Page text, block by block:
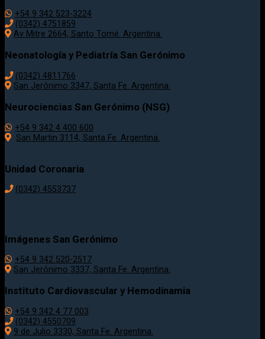
+54 9 342 523-3224
(0342) 4751859
Av Mitre 2664, Santo Tomé. Argentina.
Neonatología y Pediatría San Gerónimo
(0342) 4811766
San Jerónimo 3347, Santa Fe. Argentina.
Neurociencias San Gerónimo (NSG)
+54 9 342 4 400 600
San Martin 3114, Santa Fe. Argentina.
Unidad Coronaria
(0342) 4553737
Imágenes San Gerónimo
+54 9 342 520-2517
San Jerónimo 3337, Santa Fe. Argentina.
Instituto Cardiovascular y Hemodinamia
+54 9 342 4 77 003
(0342) 4550709
9 de Julio 3330, Santa Fe. Argentina.